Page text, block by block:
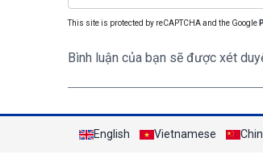
This site is protected by reCAPTCHA and the Google
Bình luận của bạn sẽ được xét
English Vietnamese